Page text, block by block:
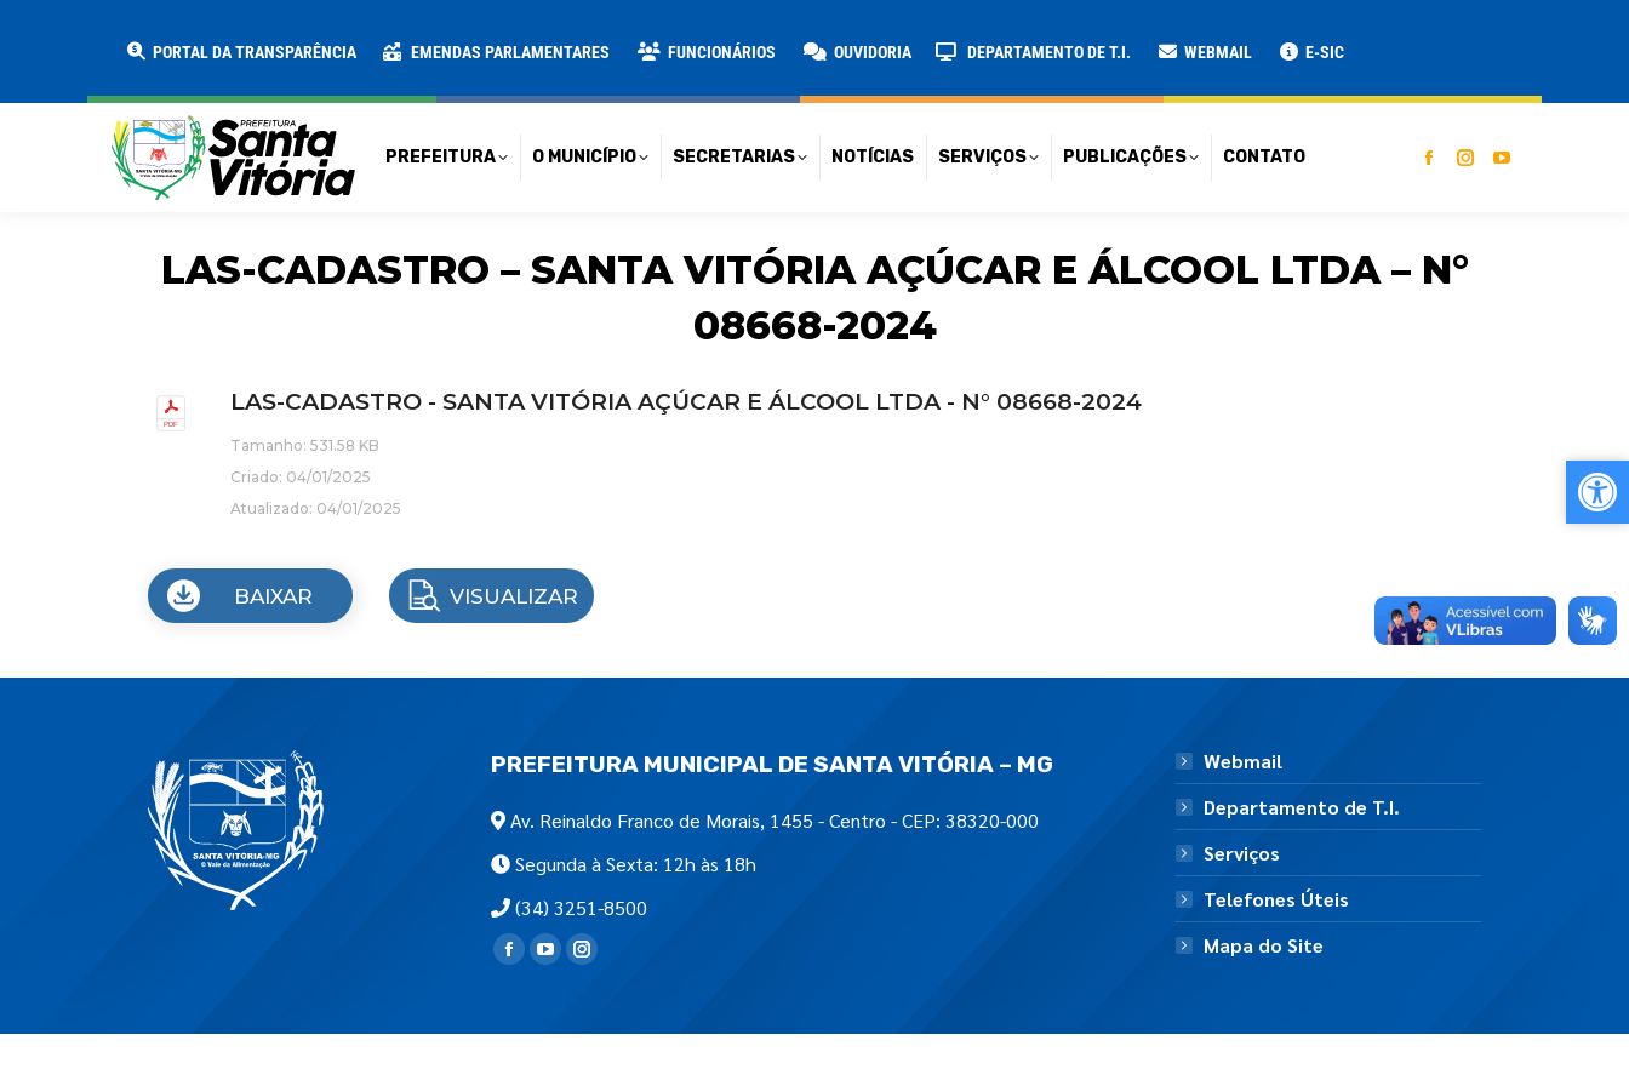
PORTAL DA TRANSPARÊNCIA EMENDAS PARLAMENTARES FUNCIONÁRIOS OUVIDORIA DEPARTAMENTO DE T.I. WEBMAIL E-SIC
PREFEITURA O MUNICÍPIO SECRETARIAS NOTÍCIAS SERVIÇOS PUBLICAÇÕES CONTATO
LAS-CADASTRO – SANTA VITÓRIA AÇÚCAR E ÁLCOOL LTDA – N°
08668-2024
LAS-CADASTRO - SANTA VITÓRIA AÇÚCAR E ÁLCOOL LTDA - N° 08668-2024
Tamanho: 531.58 KB
Criado: 04/01/2025
Atualizado: 04/01/2025
BAIXAR VISUALIZAR
PREFEITURA MUNICIPAL DE SANTA VITÓRIA – MG
Av. Reinaldo Franco de Morais, 1455 - Centro - CEP: 38320-000
Segunda à Sexta: 12h às 18h
(34) 3251-8500
Encontre-nos em:
Webmail
Departamento de T.I.
Serviços
Telefones Úteis
Mapa do Site